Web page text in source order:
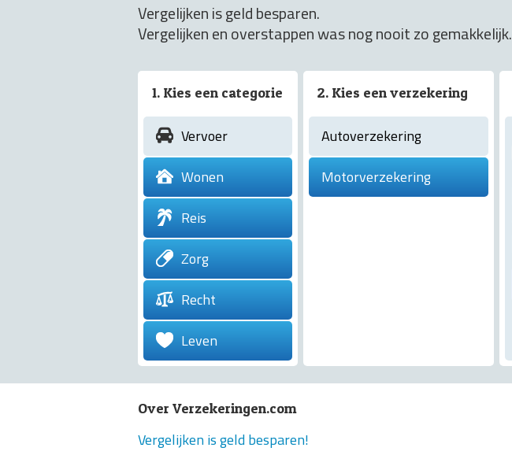
Vergelijken is geld besparen.
Vergelijken en overstappen was nog nooit zo gemakkelijk.
1. Kies een categorie
Vervoer
Wonen
Reis
Zorg
Recht
Leven
2. Kies een verzekering
Autoverzekering
Motorverzekering
Over Verzekeringen.com
Vergelijken is geld besparen!